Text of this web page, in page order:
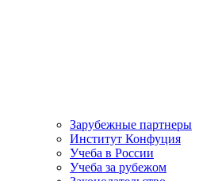
Зарубежные партнеры
Институт Конфуция
Учеба в России
Учеба за рубежом